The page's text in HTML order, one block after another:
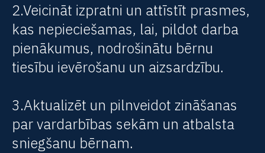
2.Veicināt izpratni un attīstīt prasmes,
kas nepieciešamas, lai, pildot darba
pienākumus, nodrošinātu bērnu
tiesību ievērošanu un aizsardzību.
3.Aktualizēt un pilnveidot zināšanas
par vardarbības sekām un atbalsta
sniegšanu bērnam.